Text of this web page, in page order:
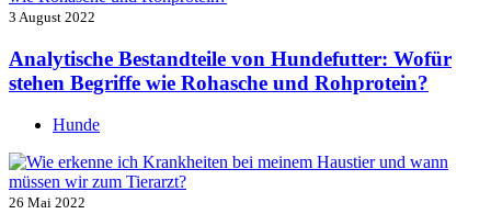
3 August 2022
Analytische Bestandteile von Hundefutter: Wofür
stehen Begriffe wie Rohasche und Rohprotein?
Hunde
26 Mai 2022